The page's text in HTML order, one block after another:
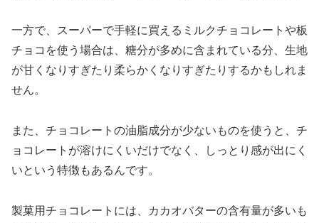
一方で、スーパーで手軽に買えるミルクチョコレートや板
チョコを使う場合は、糖分が多めに含まれている分、生地
が甘くなりすぎたり柔らかくなりすぎたりするかもしれま
せん。
また、チョコレートの油脂成分が少ないものを使うと、チ
ョコレートが溶けにくいだけでなく、しっとり感が出にく
いという特徴もあるんです。
製菓用チョコレートには、カカオバターの含有量が多いも